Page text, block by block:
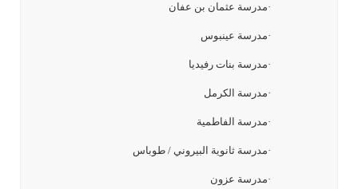
·مدرسة عثمان بن عفان
·مدرسة عينبوس
·مدرسة بنات رفيديا
·مدرسة الكرمل
·مدرسة الفاطمية
·مدرسة ثانوية البيروني / طوباس
·مدرسة عزون